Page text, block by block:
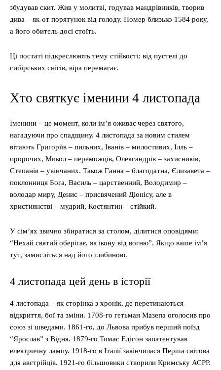
збудував скит. Жив у молитві, годував мандрівників, творив
дива – як-от порятунок від голоду. Помер близько 1584 року,
а його обитель досі стоїть.
Ці постаті підкреслюють тему стійкості: від пустелі до
сибірських снігів, віра перемагає.
Хто святкує іменини 4 листопада
Іменини – це момент, коли ім’я оживає через святого,
нагадуючи про спадщину. 4 листопада за новим стилем
вітають Григоріїв – пильних, Іванів – милостивих, Ілль –
пророчих, Микол – переможців, Олександрів – захисників,
Степанів – увінчаних. Також Ганна – благодатна, Єлизавета –
поклонниця Бога, Василь – царственний, Володимир –
володар миру, Денис – присвячений Діонісу, але в
християнстві – мудрий, Костянтин – стійкий.
У сім’ях звично збиратися за столом, ділитися оповідями:
“Нехай святий оберігає, як ікону від вогню”. Якщо ваше ім’я
тут, замисліться над його глибиною.
4 листопада цей день в історії
4 листопада – як сторінка з хронік, де перетинаються
відкриття, бої та зміни. 1708-го гетьман Мазепа оголосив про
союз зі шведами. 1861-го, до Львова прибув перший поїзд
“Ярослав” з Відня. 1879-го Томас Едісон запатентував
електричну лампу. 1918-го в Італії закінчилася Перша світова
для австрійців. 1921-го більшовики створили Кримську АСРР.